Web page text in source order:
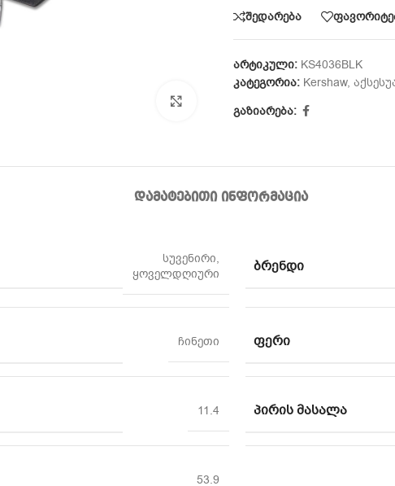
შედარება
არტიკული: KS4036BLK
კატეგორია: Kershaw,
გაზიარება:
ᲓᲐᲛᲐᲢᲔᲑᲘᲗᲘ ᲘᲜᲤᲝᲠᲛᲐᲪᲘᲐ
სუვენირი,
ყოველდღიური
ᲑᲠᲔᲜᲓᲘ
ჩინეთი ᲤᲔᲠᲘ
11.4 ᲞᲘᲠᲘᲡ ᲛᲐᲡᲐᲚᲐ
53.9